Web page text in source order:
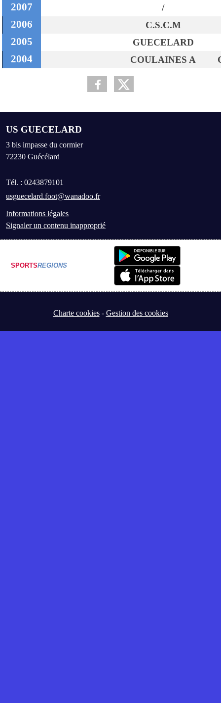
2007 /
2006 C.S.C.M
2005 GUECELARD
2004 COULAINES A
US GUECELARD
3 bis impasse du cormier
72230 Guécélard
Tél. : 0243879101
usguecelard.foot@wanadoo.fr
Informations légales
Signaler un contenu inapproprié
SPORTSREGIONS
Charte cookies Gestion des cookies